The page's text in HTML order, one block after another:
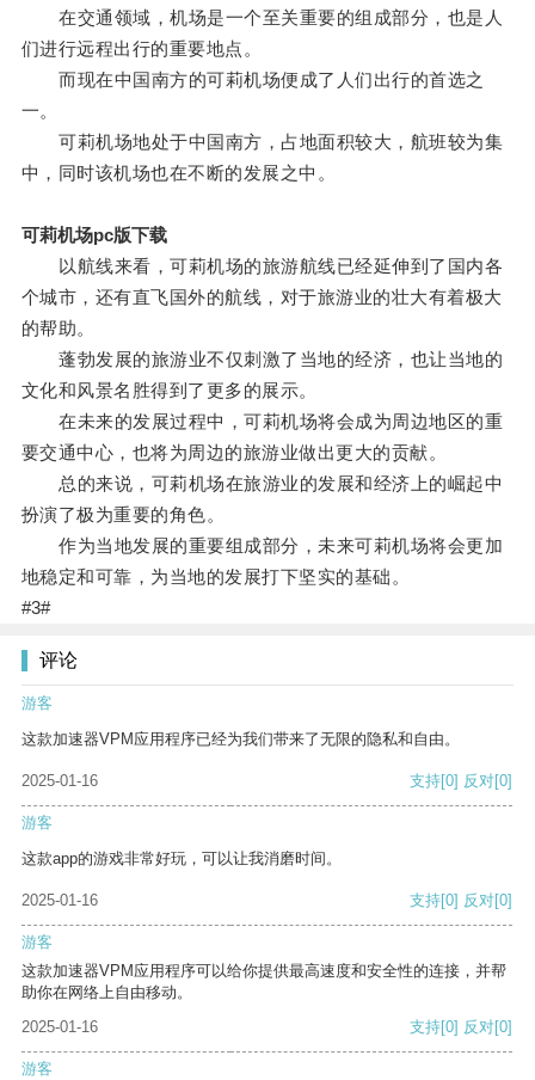
在交通领域，机场是一个至关重要的组成部分，也是人
们进行远程出行的重要地点。
而现在中国南方的可莉机场便成了人们出行的首选之
一。
可莉机场地处于中国南方，占地面积较大，航班较为集
中，同时该机场也在不断的发展之中。
可莉机场pc版下载
以航线来看，可莉机场的旅游航线已经延伸到了国内各
个城市，还有直飞国外的航线，对于旅游业的壮大有着极大
的帮助。
蓬勃发展的旅游业不仅刺激了当地的经济，也让当地的
文化和风景名胜得到了更多的展示。
在未来的发展过程中，可莉机场将会成为周边地区的重
要交通中心，也将为周边的旅游业做出更大的贡献。
总的来说，可莉机场在旅游业的发展和经济上的崛起中
扮演了极为重要的角色。
作为当地发展的重要组成部分，未来可莉机场将会更加
地稳定和可靠，为当地的发展打下坚实的基础。
#3#
评论
游客
这款加速器VPM应用程序已经为我们带来了无限的隐私和自由。
2025-01-16 支持[0] 反对[0]
游客
这款app的游戏非常好玩，可以让我消磨时间。
2025-01-16 支持[0] 反对[0]
游客
这款加速器VPM应用程序可以给你提供最高速度和安全性的连接，并帮
助你在网络上自由移动。
2025-01-16
支持[0] 反对[0]
游客